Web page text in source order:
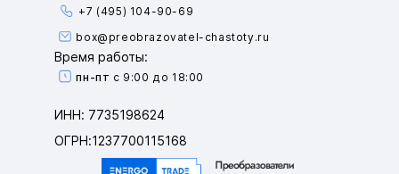
+7 (495) 104-90-69
box@preobrazovatel-chastoty.ru
Время работы:
пн-пт с 9:00 до 18:00
ИНН: 7735198624
ОГРН:1237700115168